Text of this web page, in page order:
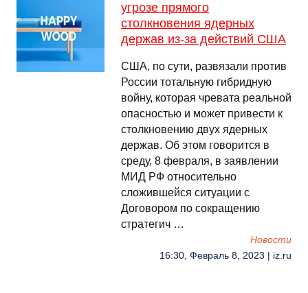
угрозе прямого
столкновения ядерных
держав из-за действий США
США, по сути, развязали против
России тотальную гибридную
войну, которая чревата реальной
опасностью и может привести к
столкновению двух ядерных
держав. Об этом говорится в
среду, 8 февраля, в заявлении
МИД РФ относительно
сложившейся ситуации с
Договором по сокращению
стратегич …
Новости
16:30, Февраль 8, 2023 | iz.ru